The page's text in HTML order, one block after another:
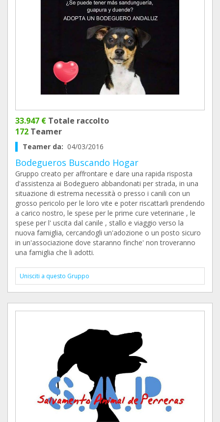
33.947 € Totale raccolto
172 Teamer
Teamer da: 04/03/2016
Bodegueros Buscando Hogar
Gruppo creato per affrontare e dare una rapida risposta
d'assistenza ai Bodeguero abbandonati per strada, in una
situazione di estrema necessità o presso i canili con un
grosso pericolo per le loro vite e poter riscattarli prendendo
a carico nostro, le spese per le prime cure veterinarie , le
spese per l' uscita dal canile , stallo e viaggio verso la
nuova famiglia, cercandogli un'adozione o un posto sicuro
in un'associazione dove staranno finche' non troveranno
una famiglia che li adotti.
Unisciti a questo Gruppo